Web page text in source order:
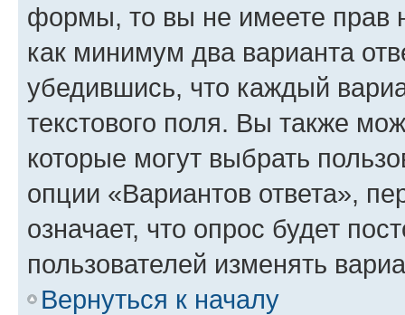
формы, то вы не имеете прав
как минимум два варианта
убедившись, что каждый
текстового поля. Вы также
которые могут выбрать
опции «Вариантов ответа»,
означает, что опрос будет
пользователей изменять
Вернуться к началу